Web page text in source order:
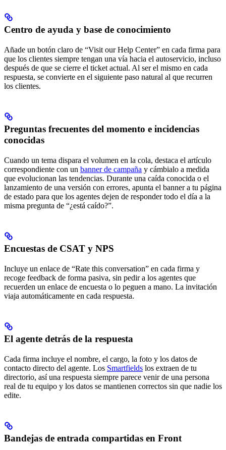
Centro de ayuda y base de conocimiento
Añade un botón claro de “Visit our Help Center” en cada firma para
que los clientes siempre tengan una vía hacia el autoservicio, incluso
después de que se cierre el ticket actual. Al ser el mismo en cada
respuesta, se convierte en el siguiente paso natural al que recurren
los clientes.
Preguntas frecuentes del momento e incidencias
conocidas
Cuando un tema dispara el volumen en la cola, destaca el artículo
correspondiente con un banner de campaña y cámbialo a medida
que evolucionan las tendencias. Durante una caída conocida o el
lanzamiento de una versión con errores, apunta el banner a tu página
de estado para que los agentes dejen de responder todo el día a la
misma pregunta de “¿está caído?”.
Encuestas de CSAT y NPS
Incluye un enlace de “Rate this conversation” en cada firma y
recoge feedback de forma pasiva, sin pedir a los agentes que
recuerden un enlace de encuesta o lo peguen a mano. La invitación
viaja automáticamente en cada respuesta.
El agente detrás de la respuesta
Cada firma incluye el nombre, el cargo, la foto y los datos de
contacto directo del agente. Los Smartfields los extraen de tu
directorio, así una respuesta siempre parece venir de una persona
real de tu equipo y los datos se mantienen correctos sin que nadie los
edite.
Bandejas de entrada compartidas en Front